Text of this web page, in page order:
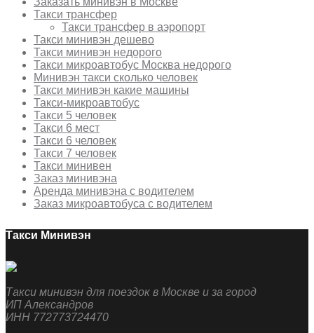
Такси трансфер
Такси трансфер в аэропорт
Такси минивэн дешево
Такси минивэн недорого
Такси микроавтобус Москва недорого
Минивэн такси сколько человек
Такси минивэн какие машины
Такси-микроавтобус
Такси 5 человек
Такси 6 мест
Такси 6 человек
Такси 7 человек
Такси минивен
Заказ минивэна
Аренда минивэна с водителем
Заказ микроавтобуса с водителем
Такси Минивэн
Такси минивэн для поездок в Москве и за город
ИП Александров
ИНН 772773724470